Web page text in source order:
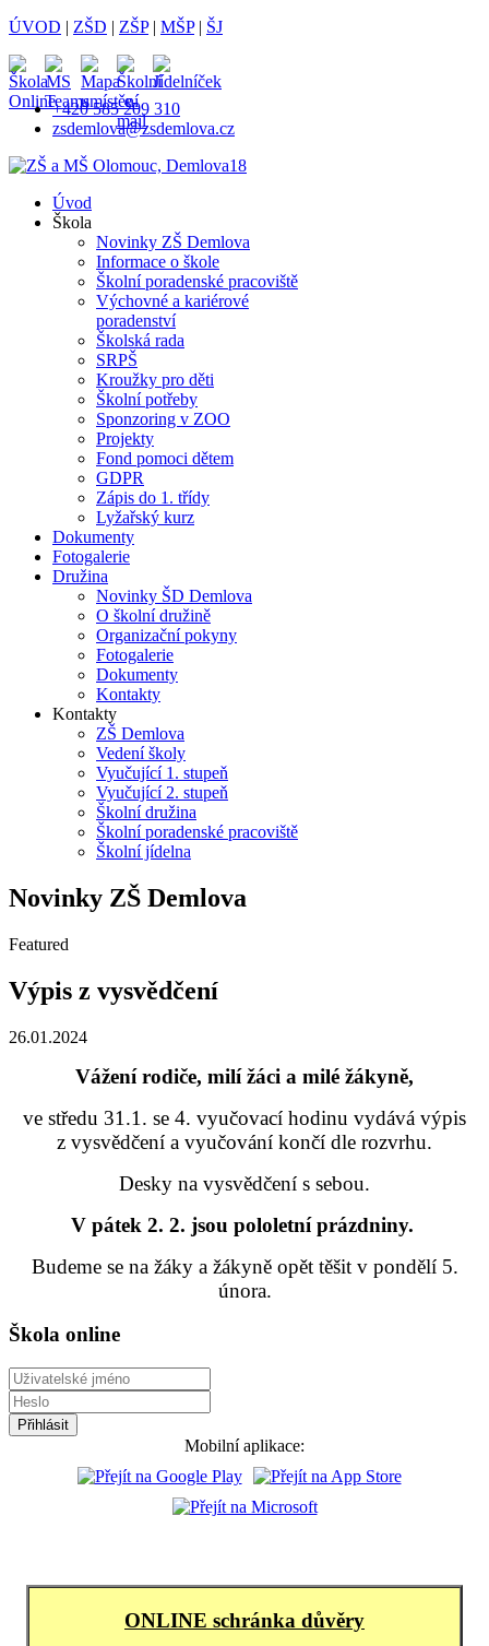
ÚVOD | ZŠD | ZŠP| MŠP| ŠJ
+420 585 209 310
zsdemlova@zsdemlova.cz
Úvod
Škola
Novinky ZŠ Demlova
Informace o škole
Školní poradenské pracoviště
Výchovné a kariérové
poradenství
Školská rada
SRPŠ
Kroužky pro děti
Školní potřeby
Sponzoring v ZOO
Projekty
Fond pomoci dětem
GDPR
Zápis do 1. třídy
Lyžařský kurz
Dokumenty
Fotogalerie
Družina
Novinky ŠD Demlova
O školní družině
Organizační pokyny
Fotogalerie
Dokumenty
Kontakty
Kontakty
ZŠ Demlova
Vedení školy
Vyučující 1. stupeň
Vyučující 2. stupeň
Školní družina
Školní poradenské pracoviště
Školní jídelna
Novinky ZŠ Demlova
Featured
Výpis z vysvědčení
26.01.2024
Vážení rodiče, milí žáci a milé žákyně,
ve středu 31.1. se 4. vyučovací hodinu vydává výpis
z vysvědčení a vyučování končí dle rozvrhu.
Desky na vysvědčení s sebou.
V pátek 2. 2. jsou pololetní prázdniny.
Budeme se na žáky a žákyně opět těšit v pondělí 5.
února.
Škola online
Mobilní aplikace:
ONLINE schránka důvěry